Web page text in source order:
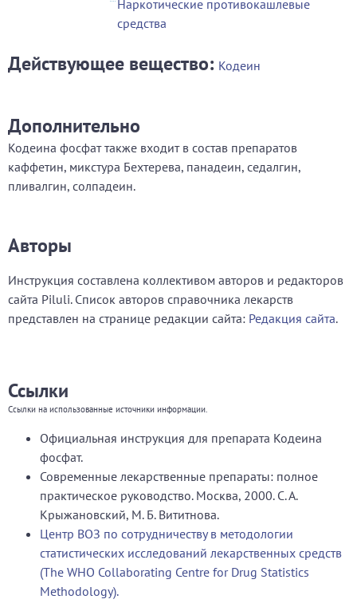
Наркотические противокашлевые
средства
Действующее вещество: Кодеин
Дополнительно
Кодеина фосфат также входит в состав препаратов
каффетин, микстура Бехтерева, панадеин, седалгин,
пливалгин, солпадеин.
Авторы
Инструкция составлена коллективом авторов и редакторов
сайта Piluli. Список авторов справочника лекарств
представлен на странице редакции сайта: Редакция сайта.
Ссылки
Ссылки на использованные источники информации.
Официальная инструкция для препарата Кодеина
фосфат.
Современные лекарственные препараты: полное
практическое руководство. Москва, 2000. С. А.
Крыжановский, М. Б. Вититнова.
Центр ВОЗ по сотрудничеству в методологии
статистических исследований лекарственных средств
(The WHO Collaborating Centre for Drug Statistics
Methodology).